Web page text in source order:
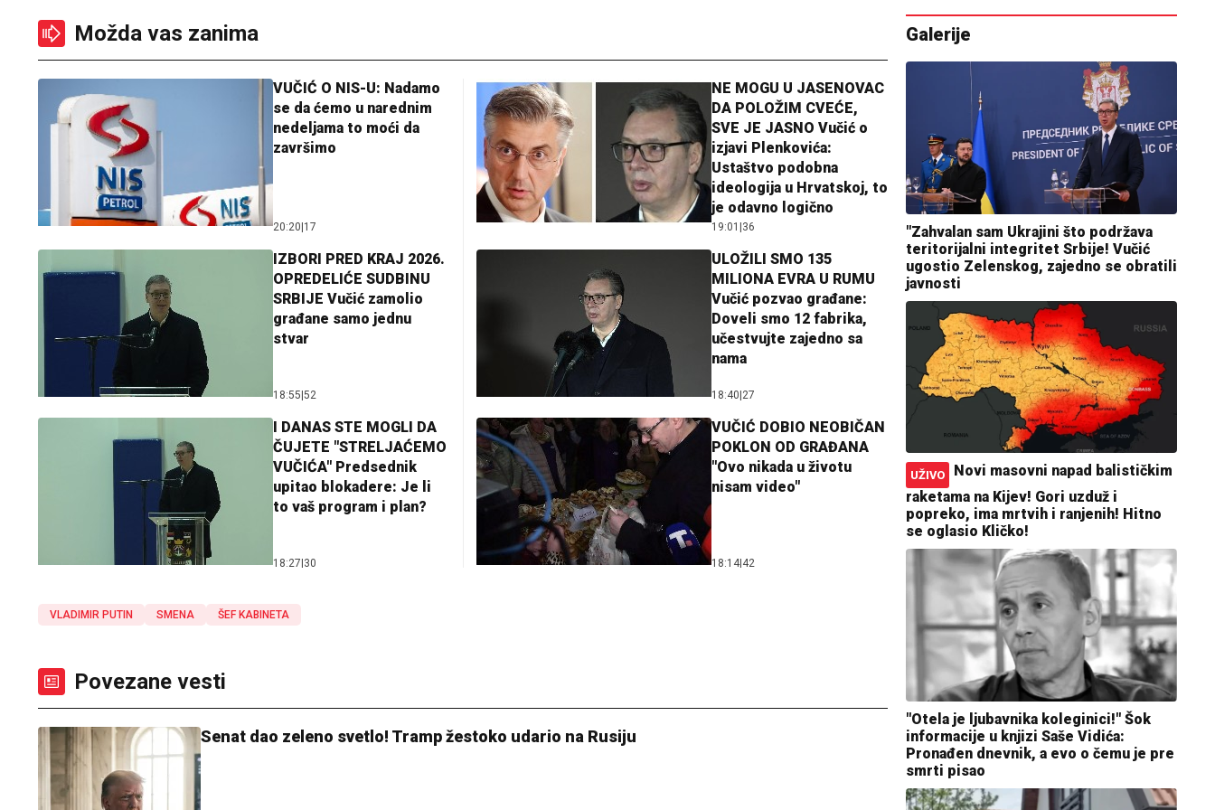
Možda vas zanima
VUČIĆ O NIS-U: Nadamo
se da ćemo u narednim
nedeljama to moći da
završimo
20:20 17
NE MOGU U JASENOVAC
DA POLOŽIM CVEĆE,
SVE JE JASNO Vučić o
izjavi Plenkovića:
Ustaštvo podobna
ideologija u Hrvatskoj, to
je odavno logično
19:01 36
IZBORI PRED KRAJ 2026.
OPREDELIĆE SUDBINU
SRBIJE Vučić zamolio
građane samo jednu
stvar
18:55 52
ULOŽILI SMO 135
MILIONA EVRA U RUMU
Vučić pozvao građane:
Doveli smo 12 fabrika,
učestvujte zajedno sa
nama
18:40 27
I DANAS STE MOGLI DA
ČUJETE "STRELJAĆEMO
VUČIĆA" Predsednik
upitao blokadere: Je li
to vaš program i plan?
18:27 30
VUČIĆ DOBIO NEOBIČAN
POKLON OD GRAĐANA
"Ovo nikada u životu
nisam video"
18:14 42
VLADIMIR PUTIN SMENA ŠEF KABINETA
Povezane vesti
Senat dao zeleno svetlo! Tramp žestoko udario na Rusiju
Galerije
"Zahvalan sam Ukrajini što podržava
teritorijalni integritet Srbije! Vučić
ugostio Zelenskog, zajedno se obratili
javnosti
UŽIVO
Novi masovni napad balističkim
raketama na Kijev! Gori uzduž i
popreko, ima mrtvih i ranjenih! Hitno
se oglasio Kličko!
"Otela je ljubavnika koleginici!" Šok
informacije u knjizi Saše Vidića:
Pronađen dnevnik, a evo o čemu je pre
smrti pisao